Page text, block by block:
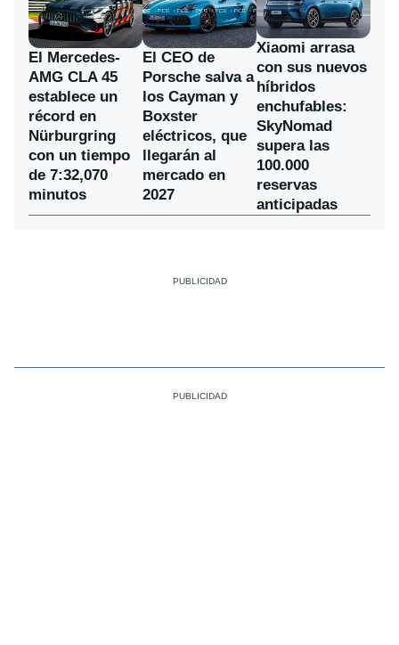
El Mercedes-
AMG CLA 45
establece un
récord en
Nürburgring
con un tiempo
de 7:32,070
minutos
El CEO de
Porsche salva a
los Cayman y
Boxster
eléctricos, que
llegarán al
mercado en
2027
Xiaomi arrasa
con sus nuevos
híbridos
enchufables:
SkyNomad
supera las
100.000
reservas
anticipadas